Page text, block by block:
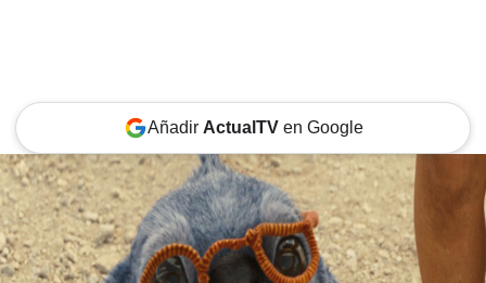
Añadir ActualTVen Google